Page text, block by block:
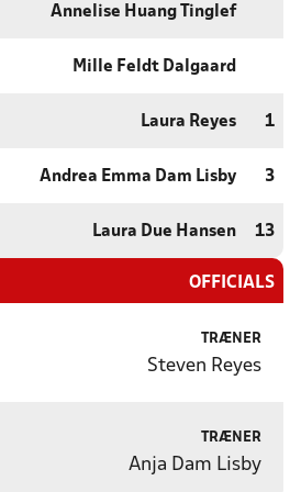
Annelise Huang Tinglef
Mille Feldt Dalgaard
Laura Reyes 1
Andrea Emma Dam Lisby 3
Laura Due Hansen 13
OFFICIALS
TRÆNER
Steven Reyes
TRÆNER
Anja Dam Lisby